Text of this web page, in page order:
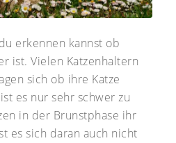
erkennen kannst ob
ist. Vielen Katzenhaltern
sich ob ihre Katze
es nur sehr schwer zu
in der Brunstphase ihr
es sich daran auch nicht